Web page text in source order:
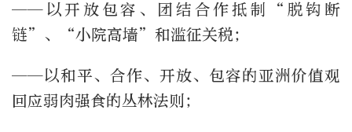
——以开放包容、团结合作抵制“脱钩断
链”、“小院高墙”和滥征关税；
——以和平、合作、开放、包容的亚洲价值观
回应弱肉强食的丛林法则；